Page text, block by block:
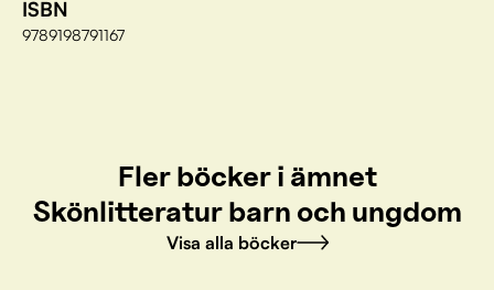
ISBN
9789198791167
Fler böcker i ämnet
Skönlitteratur barn och ungdom
Visa alla böcker